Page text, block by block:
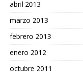
abril 2013
marzo 2013
febrero 2013
enero 2012
octubre 2011